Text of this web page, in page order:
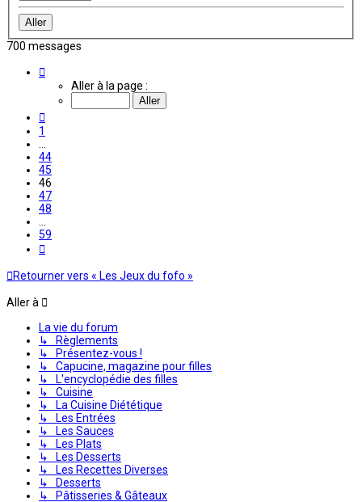
700 messages
Aller à la page :
1
44
45
46
47
48
59
Retourner vers « Les Jeux du fofo »
Aller à
La vie du forum
↳ Règlements
↳ Présentez-vous !
↳ Capucine, magazine pour filles
↳ L'encyclopédie des filles
↳ Cuisine
↳ La Cuisine Diététique
↳ Les Entrées
↳ Les Sauces
↳ Les Plats
↳ Les Desserts
↳ Les Recettes Diverses
↳ Desserts
↳ Pâtisseries & Gâteaux